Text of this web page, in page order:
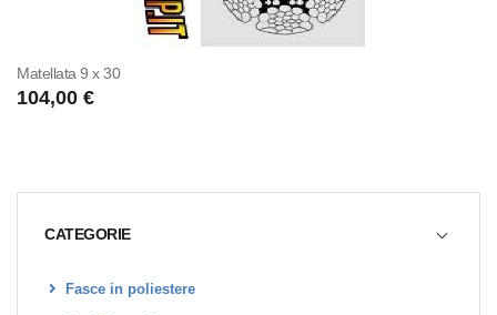
CATEGORIE
Fasce in poliestere
Matellata 9 x 30
104,00 €